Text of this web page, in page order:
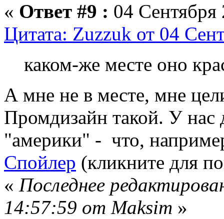
« Ответ #9 : 04
Цитата: Zuzzuk от 04
каком-же месте оно
А мне не в месте, мне
Промдизайн такой. У нас
"америки" - что,
Спойлер (кликните для
« Последнее
14:57:59 от Maksim »